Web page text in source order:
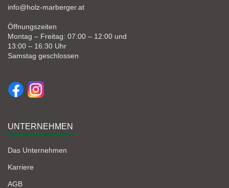
info@holz-marberger.at
Öffnungszeiten
Montag – Freitag: 07:00 – 12:00 und
13:00 – 16:30 Uhr
Samstag geschlossen
UNTERNEHMEN
Das Unternehmen
Karriere
AGB